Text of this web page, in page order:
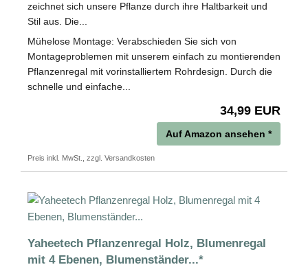
zeichnet sich unsere Pflanze durch ihre Haltbarkeit und
Stil aus. Die...
Mühelose Montage: Verabschieden Sie sich von
Montageproblemen mit unserem einfach zu montierenden
Pflanzenregal mit vorinstalliertem Rohrdesign. Durch die
schnelle und einfache...
34,99 EUR
Auf Amazon ansehen *
Preis inkl. MwSt., zzgl. Versandkosten
Yaheetech Pflanzenregal Holz, Blumenregal
mit 4 Ebenen, Blumenständer...*